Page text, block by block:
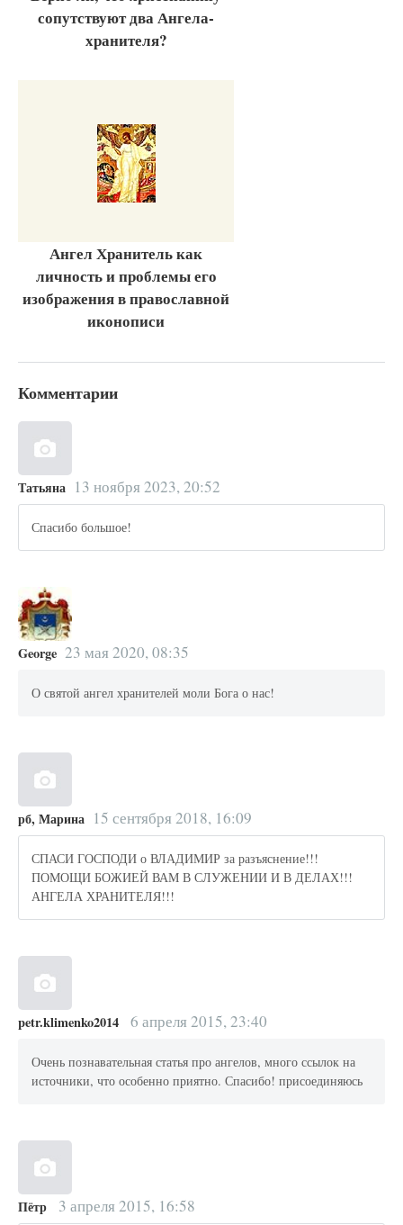
сопутствуют два Ангела-
хранителя?
Ангел Хранитель как
личность и проблемы его
изображения в православной
иконописи
Комментарии
Татьяна 13 ноября 2023, 20:52
Спасибо большое!
George 23 мая 2020, 08:35
О святой ангел хранителей моли Бога о нас!
рб, Марина 15 сентября 2018, 16:09
СПАСИ ГОСПОДИ о ВЛАДИМИР за разъяснение!!!
ПОМОЩИ БОЖИЕЙ ВАМ В СЛУЖЕНИИ И В ДЕЛАХ!!!
АНГЕЛА ХРАНИТЕЛЯ!!!
petr.klimenko2014 6 апреля 2015, 23:40
Очень познавательная статья про ангелов, много ссылок на
источники, что особенно приятно. Спасибо! присоединяюсь
Пётр 3 апреля 2015, 16:58